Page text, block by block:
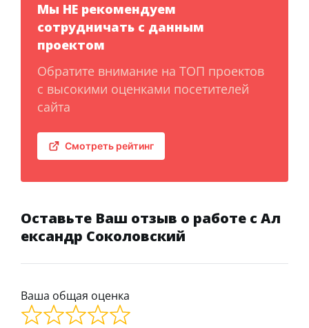
Мы НЕ рекомендуем
сотрудничать с данным
проектом
Обратите внимание на ТОП проектов
с высокими оценками посетителей
сайта
Смотреть рейтинг
Оставьте Ваш отзыв о работе с Ал
ександр Соколовский
Ваша общая оценка